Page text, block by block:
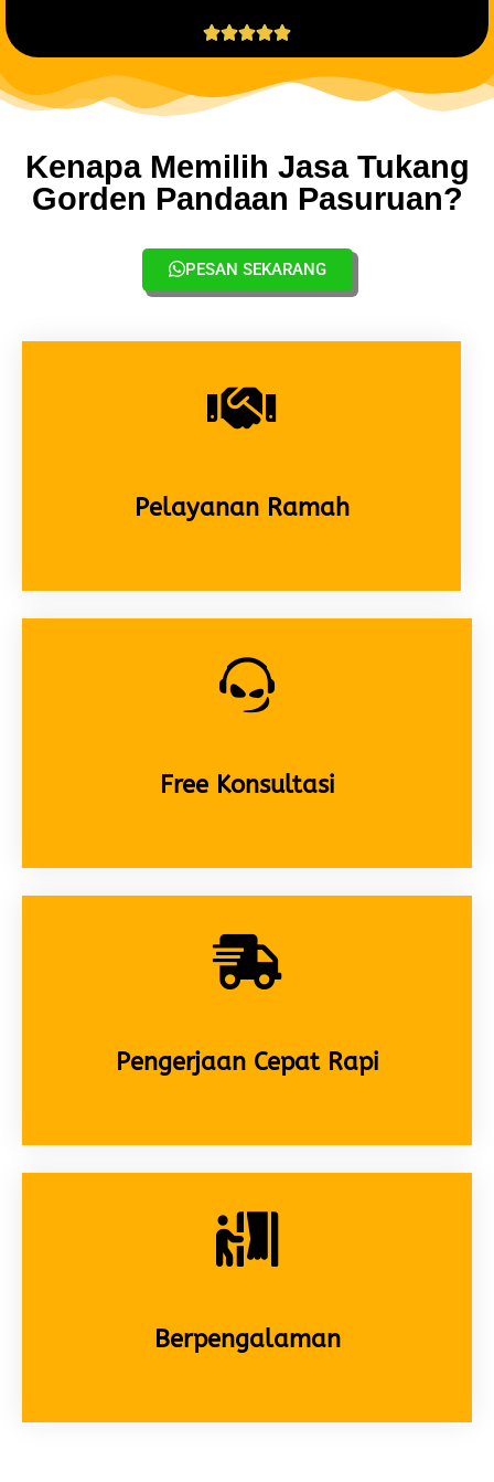

Kenapa Memilih Jasa Tukang
Gorden Pandaan Pasuruan?
PESAN SEKARANG
Pelayanan Ramah
Free Konsultasi
Pengerjaan Cepat Rapi
Berpengalaman